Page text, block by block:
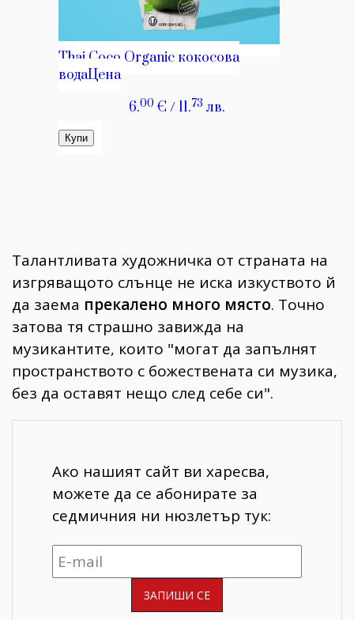
Талантливата художничка от страната на
изгряващото слънце не иска изкуството й
да заема прекалено много място. Точно
затова тя страшно завижда на
музикантите, които "могат да запълнят
пространството с божествената си музика,
без да оставят нещо след себе си".
Ако нашият сайт ви харесва,
можете да се абонирате за
седмичния ни нюзлетър тук: